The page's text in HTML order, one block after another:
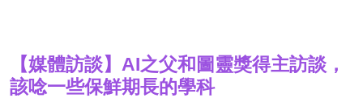
【媒體訪談】AI之父和圖靈獎得主訪談，
該唸一些保鮮期長的學科